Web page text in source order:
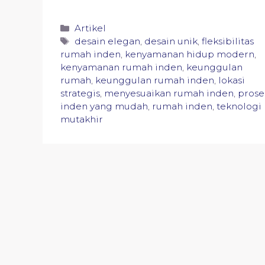
Categories
Artikel
Tags
desain elegan, desain unik,fleksibilitas
rumah inden, kenyamanan hidup modern,
kenyamanan rumah inden, keunggulan
rumah, keunggulan rumah inden, lokasi
strategis, menyesuaikan rumah inden,
inden yang mudah, rumah inden, teknologi
mutakhir